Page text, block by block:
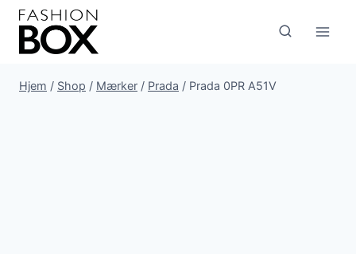
Fortsæt
indhold
Hjem / Shop / Mærker / Prada / Prada 0PR A51V